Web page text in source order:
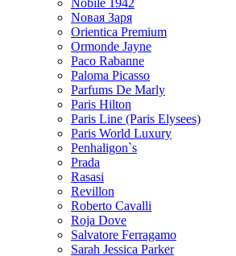
Nовая Заря
Orientica Premium
Ormonde Jayne
Paco Rabanne
Paloma Picasso
Parfums De Marly
Paris Hilton
Paris Line (Paris Elysees)
Paris World Luxury
Penhaligon`s
Prada
Rasasi
Revillon
Roberto Cavalli
Roja Dove
Salvatore Ferragamo
Sarah Jessica Parker